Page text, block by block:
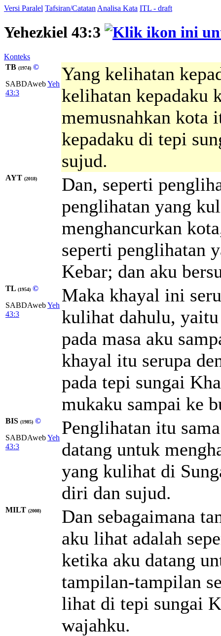
Versi Paralel Tafsiran/Catatan Analisa Kata ITL - draft
Yehezkiel 43:3
Konteks
TB (1974) ©
SABDAwebYeh
43:3
Yang kelihatan
kelihatan kepadaku
memusnahkan kota
kepadaku di tepi
sujud.
AYT (2018)
Dan, seperti
penglihatan yang
menghancurkan
seperti penglihatan
Kebar; dan aku
TL (1954) ©
SABDAwebYeh
43:3
Maka khayal ini
kulihat dahulu,
pada masa aku
khayal itu serupa
pada tepi sungai
mukaku sampai ke
BIS (1985) ©
SABDAwebYeh
43:3
Penglihatan itu
datang untuk
yang kulihat di
diri dan sujud.
MILT (2008)
Dan sebagaimana
aku lihat adalah
ketika aku datang
tampilan-tampilan
lihat di tepi sungai
wajahku.